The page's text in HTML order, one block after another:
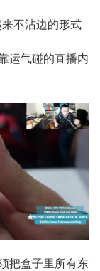
不沾边的形式
运气碰的直播内
把盒子里所有东